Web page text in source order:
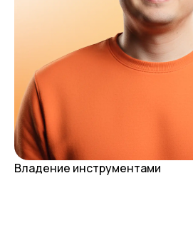
Владение инструментами